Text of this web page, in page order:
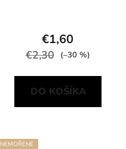
€1,60
€2,30 (–30 %)
DO KOŠÍKA
NEMOŘENÉ